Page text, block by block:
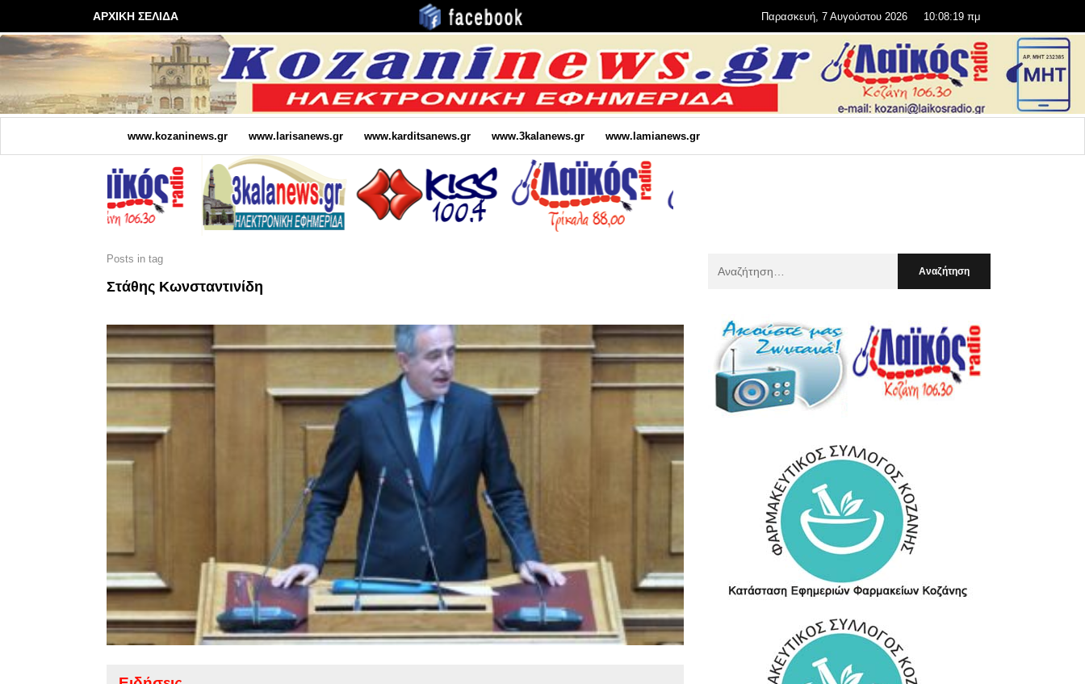
ΑΡΧΙΚΗ ΣΕΛΙΔΑ Παρασκευή, 7 Αυγούστου 2026 10:08:21 πμ
www.kozaninews.gr www.larisanews.gr www.karditsanews.gr www.3kalanews.gr www.lamianews.gr
Posts in tag
Στάθης Κωνσταντινίδη